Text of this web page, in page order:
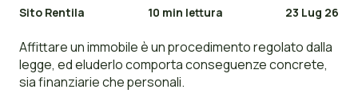
Sito Rentila 10 min lettura 23 Lug 26
Affittare un immobile è un procedimento regolato dalla
legge, ed eluderlo comporta conseguenze concrete,
sia finanziarie che personali.